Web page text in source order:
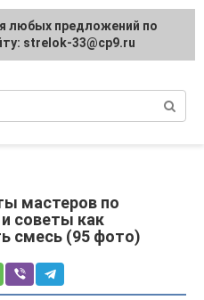
и
мастеров по
советы как
смесь (95 фото)
любых предложений по
strelok-33@cp9.ru
любых предложений по
strelok-33@cp9.ru